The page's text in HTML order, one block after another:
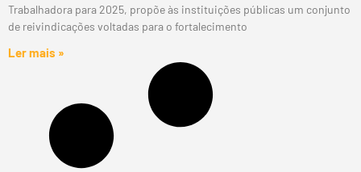
Trabalhadora para 2025, propõe às instituições públicas um conjunto
de reivindicações voltadas para o fortalecimento
Ler mais »